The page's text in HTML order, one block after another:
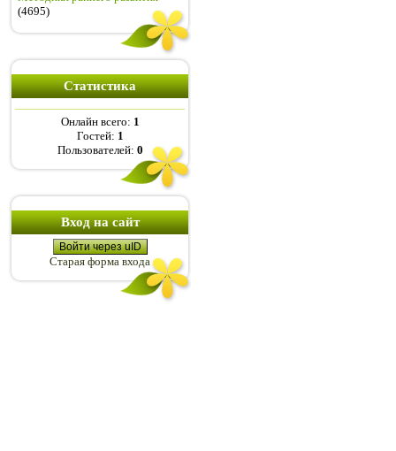
(4695)
Статистика
Онлайн всего: 1
Гостей: 1
Пользователей: 0
Вход на сайт
Войти через uID
Старая форма входа